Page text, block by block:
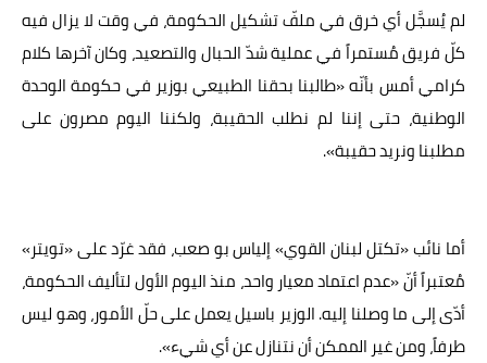
لم يُسجَّل أي خرق في ملفّ تشكيل الحكومة، في وقت لا يزال فيه
كلّ فريق مُستمراً في عملية شدّ الحبال والتصعيد، وكان آخرها كلام
كرامي أمس بأنّه «طالبنا بحقنا الطبيعي بوزير في حكومة الوحدة
الوطنية، حتى إننا لم نطلب الحقيبة، ولكننا اليوم مصرون على
مطلبنا ونريد حقيبة».
أما نائب «تكتل لبنان القوي» إلياس بو صعب، فقد غرّد على «تويتر»
مُعتبراً أنّ «عدم اعتماد معيار واحد، منذ اليوم الأول لتأليف الحكومة،
أدّى إلى ما وصلنا إليه. الوزير باسيل يعمل على حلّ الأمور، وهو ليس
طرفاً، ومن غير الممكن أن نتنازل عن أي شيء».